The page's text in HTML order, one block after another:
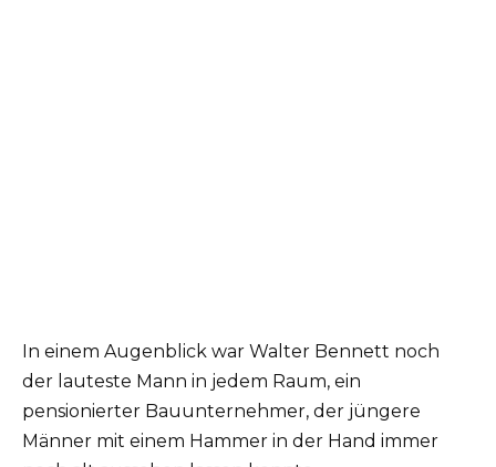
In einem Augenblick war Walter Bennett noch
der lauteste Mann in jedem Raum, ein
pensionierter Bauunternehmer, der jüngere
Männer mit einem Hammer in der Hand immer